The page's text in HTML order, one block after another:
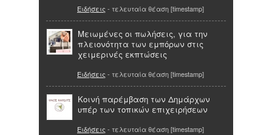
Ειδήσεις - τελευταία θέαση [timestamp]
Μειωμένες οι πωλήσεις, για την
πλειονότητα των εμπόρων στις
χειμερινές εκπτώσεις
Ειδήσεις - τελευταία θέαση [timestamp]
Κοινή παρέμβαση των Δημάρχων
υπέρ των τοπικών επιχειρήσεων
Ειδήσεις - τελευταία θέαση [timestamp]